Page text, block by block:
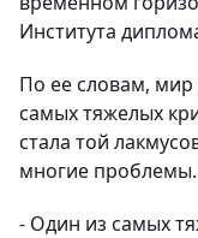
Института
По ее словам, мир
самых тяжелых
стала той
многие проблемы.
- Один из самых